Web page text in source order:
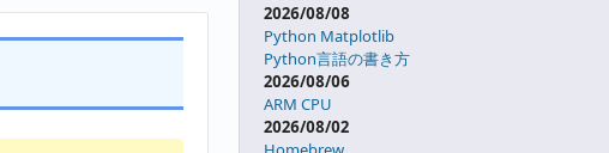
2026/08/08
Python Matplotlib
Python言語の書き方
2026/08/06
ARM CPU
2026/08/02